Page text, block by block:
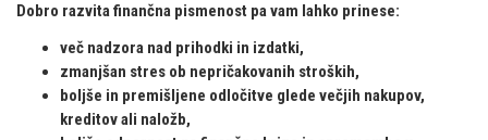
Dobro razvita finančna pismenost pa vam lahko prinese:
več nadzora nad prihodki in izdatki,
zmanjšan stres ob nepričakovanih stroških,
boljše in premišljene odločitve glede večjih nakupov,
kreditov ali naložb,